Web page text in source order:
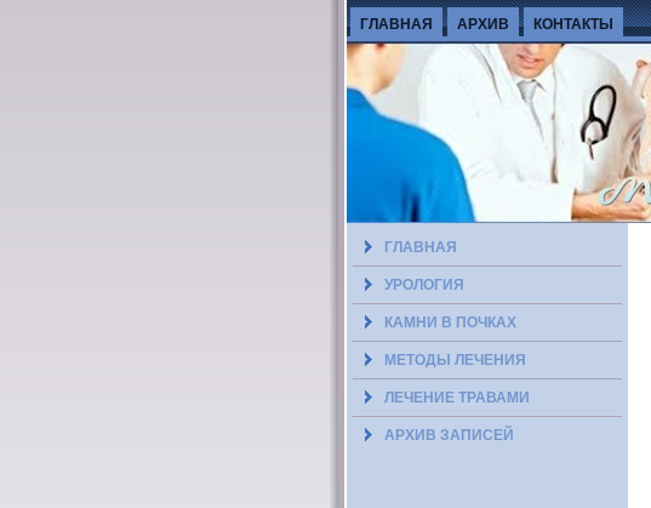
ГЛАВНАЯ АРХИВ КОНТАКТЫ
ГЛАВНАЯ
УРОЛОГИЯ
КАМНИ В ПОЧКАХ
МЕТОДЫ ЛЕЧЕНИЯ
ЛЕЧЕНИЕ ТРАВАМИ
АРХИВ ЗАПИСЕЙ